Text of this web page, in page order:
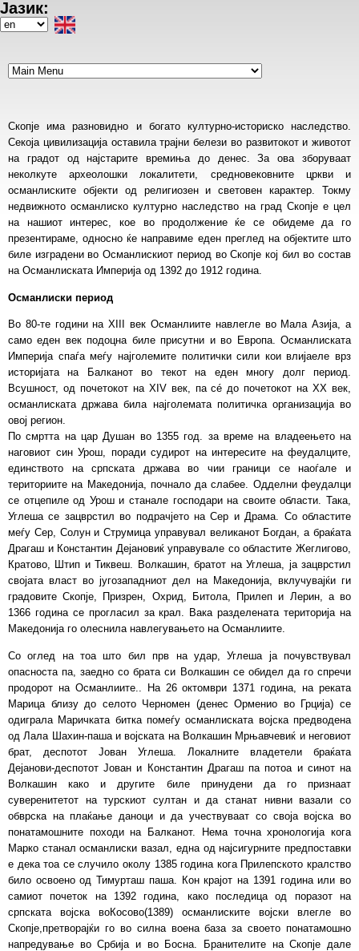
Skip
to
Јазик:
Select
Скопје има разновидно и богато културно-историско наследство.
Секоја цивилизација оставила трајни белези во развитокот и животот
на градот од најстарите времиња до денес. За ова зборуваат
неколкуте археолошки локалитети, средновековните цркви и
османлиските објекти од религиозен и световен карактер. Токму
недвижното османлиско културно наследство на град Скопје е цел
на нашиот интерес, кое во продолжение ќе се обидеме да го
презентираме, односно ќе направиме еден преглед на објектите што
биле изградени во Османлискиот период во Скопје кој бил во состав
на Османлиската Империја од 1392 до 1912 година.
Османлиски период
Во 80-те години на XIII век Османлиите навлегле во Мала Азија, а
само еден век подоцна биле присутни и во Европа. Османлиската
Империја спаѓа меѓу најголемите политички сили кои влијаеле врз
историјата на Балканот во текот на еден многу долг период.
Всушност, од почетокот на XIV век, па сé до почетокот на XX век,
османлиската држава била најголемата политичка организација во
овој регион.
По смртта на цар Душан во 1355 год. за време на владеењето на
наговиот син Урош, поради судирот на интересите на феудалците,
единството на српската држава во чии граници се наоѓале и
териториите на Македонија, почнало да слабее. Одделни феудалци
се отцепиле од Урош и станале господари на своите области. Така,
Углеша се зацврстил во подрачјето на Сер и Драма. Со областите
меѓу Сер, Солун и Струмица управувал великанот Богдан, а браќата
Драгаш и Константин Дејановиќ управувале со областите Жеглигово,
Кратово, Штип и Тиквеш. Волкашин, братот на Углеша, ја зацврстил
својата власт во југозападниот дел на Македонија, вклучувајќи ги
градовите Скопје, Призрен, Охрид, Битола, Прилеп и Лерин, а во
1366 година се прогласил за крал. Вака разделената територија на
Македонија го олеснила навлегувањето на Османлиите.
Со оглед на тоа што бил прв на удар, Углеша ја почувствувал
опасноста па, заедно со брата си Волкашин се обидел да го спречи
продорот на Османлиите.. На 26 октомври 1371 година, на реката
Марица близу до селото Черномен (денес Орменио во Грција) се
одиграла Маричката битка помеѓу османлиската војска предводена
од Лала Шахин-паша и војската на Волкашин Мрњавчевиќ и неговиот
брат, деспотот Јован Углеша. Локалните владетели браќата
Дејанови-деспотот Јован и Константин Драгаш па потоа и синот на
Волкашин како и другите биле принудени да го признаат
суверенитетот на турскиот султан и да станат нивни вазали со
обврска на плаќање даноци и да учествуваат со своја војска во
понатамошните походи на Балканот. Нема точна хронологија кога
Марко станал османлиски вазал, една од најсигурните предпоставки
е дека тоа се случило околу 1385 година кога Прилепското кралство
било освоено од Тимурташ паша. Кон крајот на 1391 година или во
самиот почеток на 1392 година, како последица од поразот на
српската војска воКосово(1389) османлиските војски влегле во
Скопје,претворајќи го во силна воена база за своето понатамошно
напредување во Србија и во Босна. Бранителите на Скопје дале